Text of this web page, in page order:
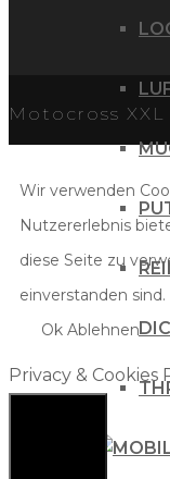
Motocross
Wir verwenden
Nutzererlebnis
diese Seite zu
einverstanden sind.
Ok Ablehnen
Privacy & Cookies